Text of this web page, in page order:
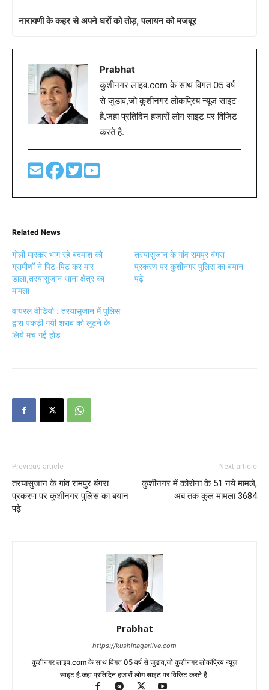
नारायणी के कहर से अपने घरों को तोड़, पलायन को मजबूर
Prabhat
कुशीनगर लाइव.com के साथ विगत 05 वर्ष
से जुडाव,जो कुशीनगर लोकप्रिय न्यूज़ साइट
है.जहा प्रतिदिन हजारों लोग साइट पर विजिट
करते है.
Related News
गोली मारकर भाग रहे बदमाश को
ग्रामीणों ने पिट-पिट कर मार
डाला,तरयासुजान थाना क्षेत्र का
मामला
तरयासुजान के गांव रामपुर बंगरा
प्रकरण पर कुशीनगर पुलिस का बयान
पढ़े
वायरल वीडियो : तरयासुजान में पुलिस
द्वारा पकड़ी गयी शराब को लूटने के
लिये मच गई होड़
Previous article
तरयासुजान के गांव रामपुर बंगरा
प्रकरण पर कुशीनगर पुलिस का बयान
पढ़े
Next article
कुशीनगर में कोरोना के 51 नये मामले,
अब तक कुल मामला 3684
Prabhat
https://kushinagarlive.com
कुशीनगर लाइव.com के साथ विगत 05 वर्ष से जुडाव,जो कुशीनगर लोकप्रिय न्यूज़
साइट है.जहा प्रतिदिन हजारों लोग साइट पर विजिट करते है.